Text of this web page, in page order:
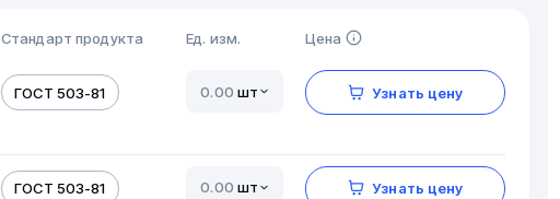
Стандарт продукта Ед. изм. Цена
ГОСТ 503-81 шт Узнать цену
ГОСТ 503-81 шт Узнать цену